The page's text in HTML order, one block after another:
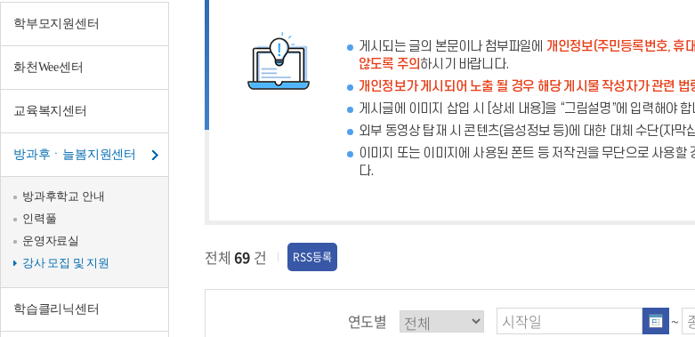
학부모지원센터
화천Wee센터
교육복지센터
방과후ㆍ늘봄지원센터
방과후학교 안내
인력풀
운영자료실
강사 모집 및 지원
학습클리닉센터
게시되는 글의 본문이나 첨부파일에 개인정보(주민등록번호, 휴
않도록 주의하시기 바랍니다.
개인정보가 게시되어 노출 될 경우 해당 게시물 작성자가 관련 법
게시글에 이미지 삽입 시 [상세 내용]을 “그림설명”에 입력해야 합
외부 동영상 탑재 시 콘텐츠(음성정보 등)에 대한 대체 수단(자막
이미지 또는 이미지에 사용된 폰트 등 저작권을 무단으로 사용할
다.
전체 69 건 RSS등록
연도별 ~